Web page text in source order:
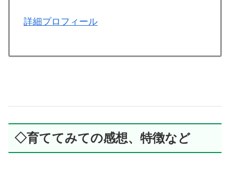
詳細プロフィール
◇育ててみての感想、特徴など